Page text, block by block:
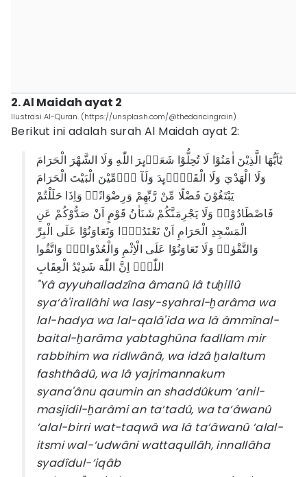
2. Al Maidah ayat 2
Ilustrasi Al-Quran. (https://unsplash.com/@thedancingrain)
Berikut ini adalah surah Al Maidah ayat 2:
يٰٓاَيُّهَا الَّذِيْنَ اٰمَنُوْا لَا تُحِلُّوْا شَعَاۤىِٕرَ اللّٰهِ وَلَا الشَّهْرَ الْحَرَامَ
وَلَا الْهَدْيَ وَلَا الْقَلَاۤىِٕدَ وَلَآ اٰۤمِّيْنَ الْبَيْتَ الْحَرَامَ
يَبْتَغُوْنَ فَضْلًا مِّنْ رَّبِّهِمْ وَرِضْوَانًاۗ وَاِذَا حَلَلْتُمْ
فَاصْطَادُوْاۗ وَلَا يَجْرِمَنَّكُمْ شَنَاٰنُ قَوْمٍ اَنْ صَدُّوْكُمْ عَنِ
الْمَسْجِدِ الْحَرَامِ اَنْ تَعْتَدُوْۘا وَتَعَاوَنُوْا عَلَى الْبِرِّ
وَالتَّقْوٰىۖ وَلَا تَعَاوَنُوْا عَلَى الْاِثْمِ وَالْعُدْوَانِۖ وَاتَّقُوا
اللّٰهَۗ اِنَّ اللّٰهَ شَدِيْدُ الْعِقَابِ
"Yâ ayyuhalladzîna âmanû lâ tuḫillû
sya‘â'irallâhi wa lasy-syahral-ḫarâma wa
lal-hadya wa lal-qalâ'ida wa lâ âmmînal-
baital-ḫarâma yabtaghûna fadllam mir
rabbihim wa ridlwânâ, wa idzâ ḫalaltum
fashthâdû, wa lâ yajrimannakum
syana'ânu qaumin an shaddûkum ‘anil-
masjidil-ḫarâmi an ta‘tadû, wa ta‘âwanû
‘alal-birri wat-taqwâ wa lâ ta‘âwanû ‘alal-
itsmi wal-‘udwâni wattaqullâh, innallâha
syadîdul-‘iqâb